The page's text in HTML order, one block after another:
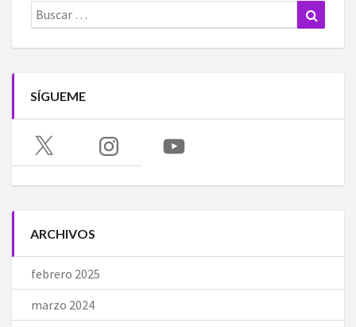
Buscar:
SÍGUEME
X Instagram YouTube
ARCHIVOS
febrero 2025
marzo 2024